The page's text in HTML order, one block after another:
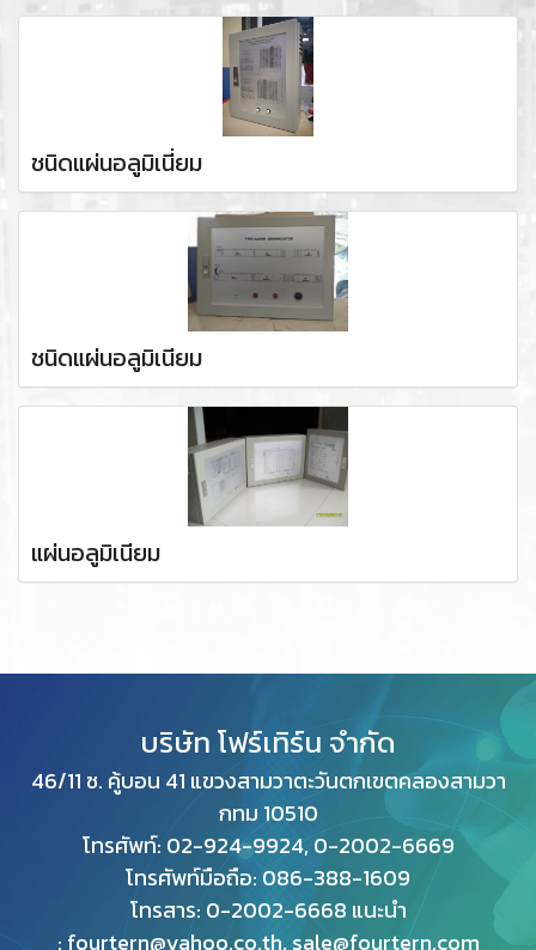
ชนิดแผ่นอลูมิเนี่ยม
ชนิดแผ่นอลูมิเนียม
แผ่นอลูมิเนียม
บริษัท โฟร์เทิร์น จำกัด
46/11 ซ. คู้บอน 41 แขวงสามวาตะวันตกเขตคลองสามวา
กทม 10510
โทรศัพท์: 02-924-9924, 0-2002-6669
โทรศัพท์มือถือ: 086-388-1609
โทรสาร: 0-2002-6668 แนะนำ
: fourtern@yahoo.co.th, sale@fourtern.com